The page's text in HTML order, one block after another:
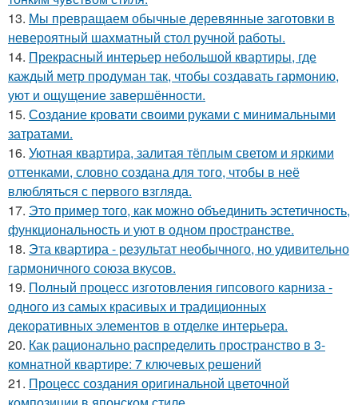
13. Мы превращаем обычные деревянные заготовки в
невероятный шахматный стол ручной работы.
14. Прекрасный интерьер небольшой квартиры, где
каждый метр продуман так, чтобы создавать гармонию,
уют и ощущение завершённости.
15. Создание кровати своими руками с минимальными
затратами.
16. Уютная квартира, залитая тёплым светом и яркими
оттенками, словно создана для того, чтобы в неё
влюбляться с первого взгляда.
17. Это пример того, как можно объединить эстетичность,
функциональность и уют в одном пространстве.
18. Эта квартира - результат необычного, но удивительно
гармоничного союза вкусов.
19. Полный процесс изготовления гипсового карниза -
одного из самых красивых и традиционных
декоративных элементов в отделке интерьера.
20. Как рационально распределить пространство в 3-
комнатной квартире: 7 ключевых решений
21. Процесс создания оригинальной цветочной